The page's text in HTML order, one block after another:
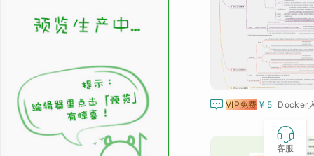
 VIP免费 k8s污点
 VIP免费 ¥ 5 Docker

客服